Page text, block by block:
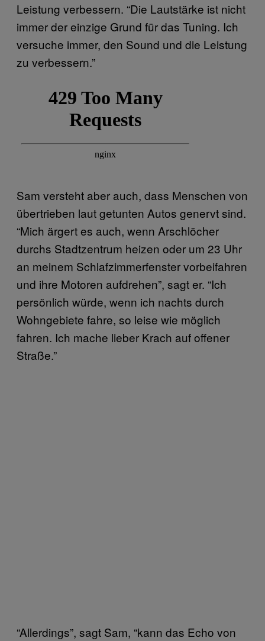
Leistung verbessern. “Die Lautstärke ist nicht
immer der einzige Grund für das Tuning. Ich
versuche immer, den Sound und die Leistung
zu verbessern.”
Sam versteht aber auch, dass Menschen von
übertrieben laut getunten Autos genervt sind.
“Mich ärgert es auch, wenn Arschlöcher
durchs Stadtzentrum heizen oder um 23 Uhr
an meinem Schlafzimmerfenster vorbeifahren
und ihre Motoren aufdrehen”, sagt er. “Ich
persönlich würde, wenn ich nachts durch
Wohngebiete fahre, so leise wie möglich
fahren. Ich mache lieber Krach auf offener
Straße.”
“Allerdings”, sagt Sam, “kann das Echo von